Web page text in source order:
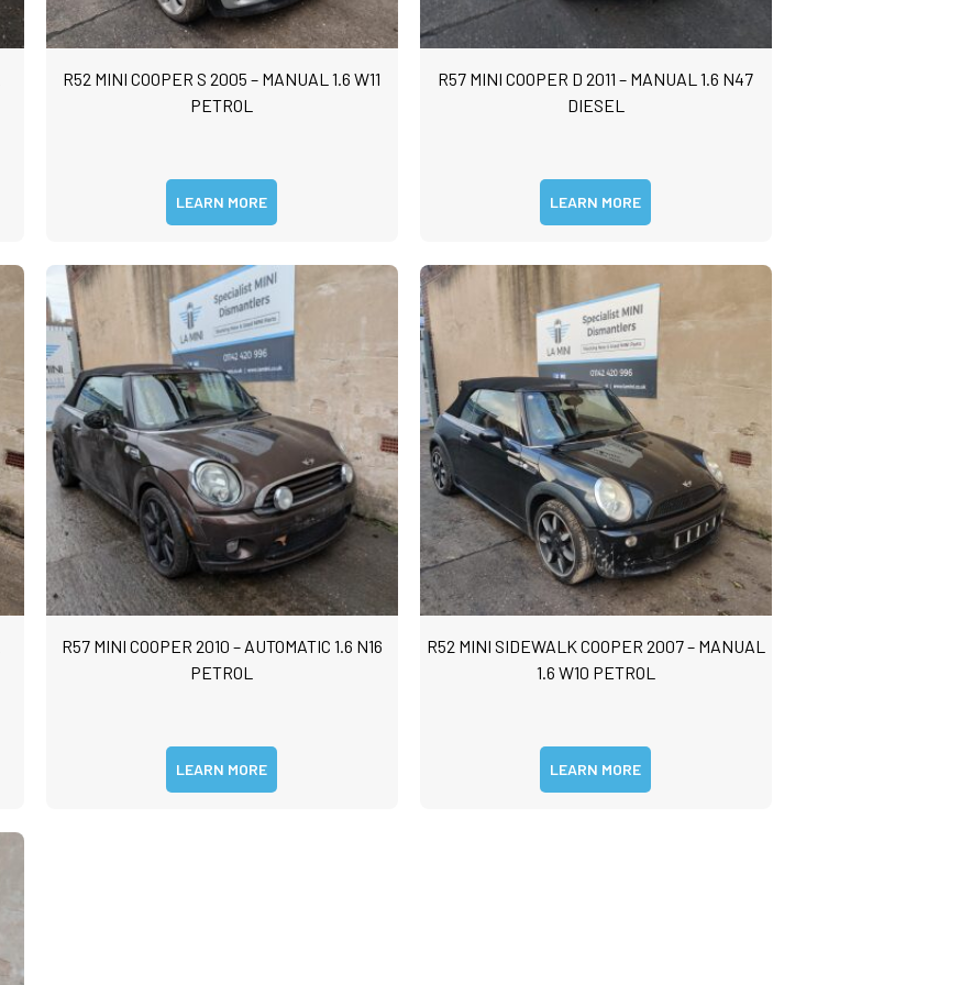
R52 MINI COOPER S 2005 – MANUAL 1.6 W11
PETROL
LEARN MORE
R57 MINI COOPER D 2011 – MANUAL 1.6 N47
DIESEL
LEARN MORE
R57 MINI COOPER 2010 – AUTOMATIC 1.6 N16
PETROL
LEARN MORE
R52 MINI SIDEWALK COOPER 2007 – MANUAL
1.6 W10 PETROL
LEARN MORE